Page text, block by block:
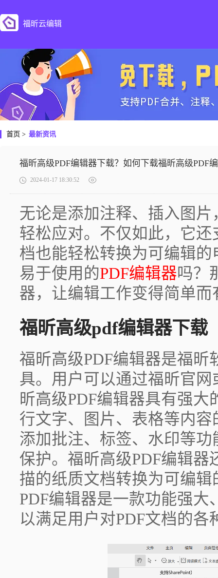
福昕云编辑
首页 > 最新资讯
福昕高级PDF编辑器下载？如何下载福昕高级PDF
2024-01-17 18:30:52
无论是添加注释、插入图
轻松应对。不仅如此，它
档也能轻松转换为可编辑
易于使用的PDF编辑器吗？
器，让编辑工作变得简单而
福昕高级pdf编辑器下载
福昕高级PDF编辑器是福昕
具。用户可以通过福昕官
昕高级PDF编辑器具有强
行文字、图片、表格等内
添加批注、标签、水印等
保护。福昕高级PDF编辑器
描的纸质文档转换为可编
PDF编辑器是一款功能强大
以满足用户对PDF文档的各